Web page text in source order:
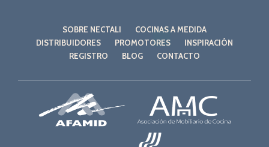
SOBRE NECTALI
COCINAS A MEDIDA
DISTRIBUIDORES
PROMOTORES
INSPIRACIÓN
REGISTRO
BLOG CONTACTO